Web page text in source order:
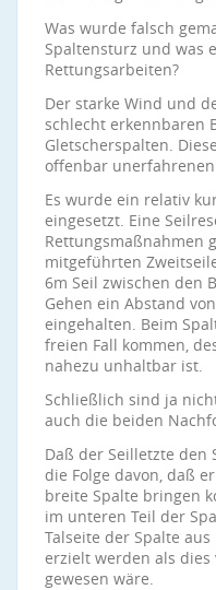
Was wurde falsch
Spaltensturz und was
Rettungsarbeiten?
Der starke Wind und
schlecht erkennbaren
Gletscherspalten.
offenbar
Es wurde ein relativ
eingesetzt. Eine
Rettungsmaßnahmen
mitgeführten
6m Seil zwischen den
Gehen ein Abstand
eingehalten. Beim
freien Fall kommen,
nahezu unhaltbar ist.
Schließlich sind ja
auch die beiden
Daß der Seilletzte den
die Folge davon, daß
breite Spalte bringen
im unteren Teil der
Talseite der Spalte
erzielt werden als
gewesen wäre.